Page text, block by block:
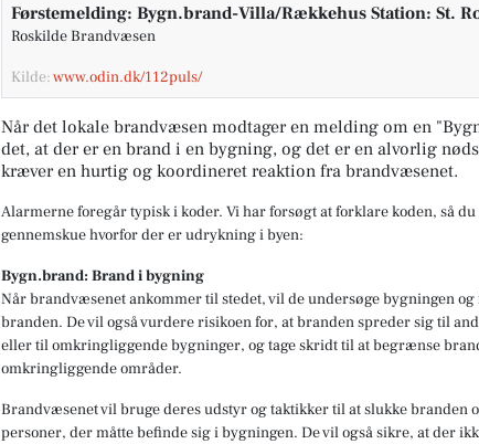
Førstemelding: Bygn.brand-Villa/Rækkehus Station: St.
Roskilde Brandvæsen
Kilde:www.odin.dk/112puls/
Når det lokale brandvæsen modtager en melding om en
det, at der er en brand i en bygning, og det er en alvorlig
kræver en hurtig og koordineret reaktion fra brandvæsenet.
Alarmerne foregår typisk i koder. Vi har forsøgt at forklare koden, så
gennemskue hvorfor der er udrykning i byen:
Bygn.brand: Brand i bygning
Når brandvæsenet ankommer til stedet, vil de undersøge bygningen og
branden. De vil også vurdere risikoen for, at branden spreder sig til
eller til omkringliggende bygninger, og tage skridt til at begrænse
omkringliggende områder.
Brandvæsenet vil bruge deres udstyr og taktikker til at slukke branden
personer, der måtte befinde sig i bygningen. De vil også sikre, at der